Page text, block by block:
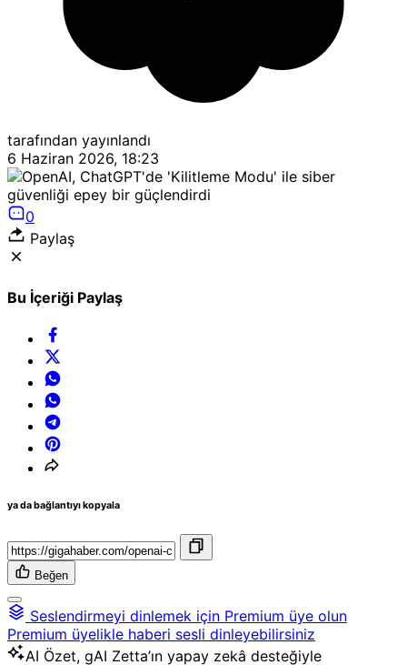
tarafından yayınlandı
6 Haziran 2026, 18:23
0
Paylaş
Bu İçeriği Paylaş
ya da bağlantıyı kopyala
Beğen
Seslendirmeyi dinlemek için Premium üye olun
Premium üyelikle haberi sesli dinleyebilirsiniz
AI Özet, gAI Zetta’ın yapay zekâ desteğiyle